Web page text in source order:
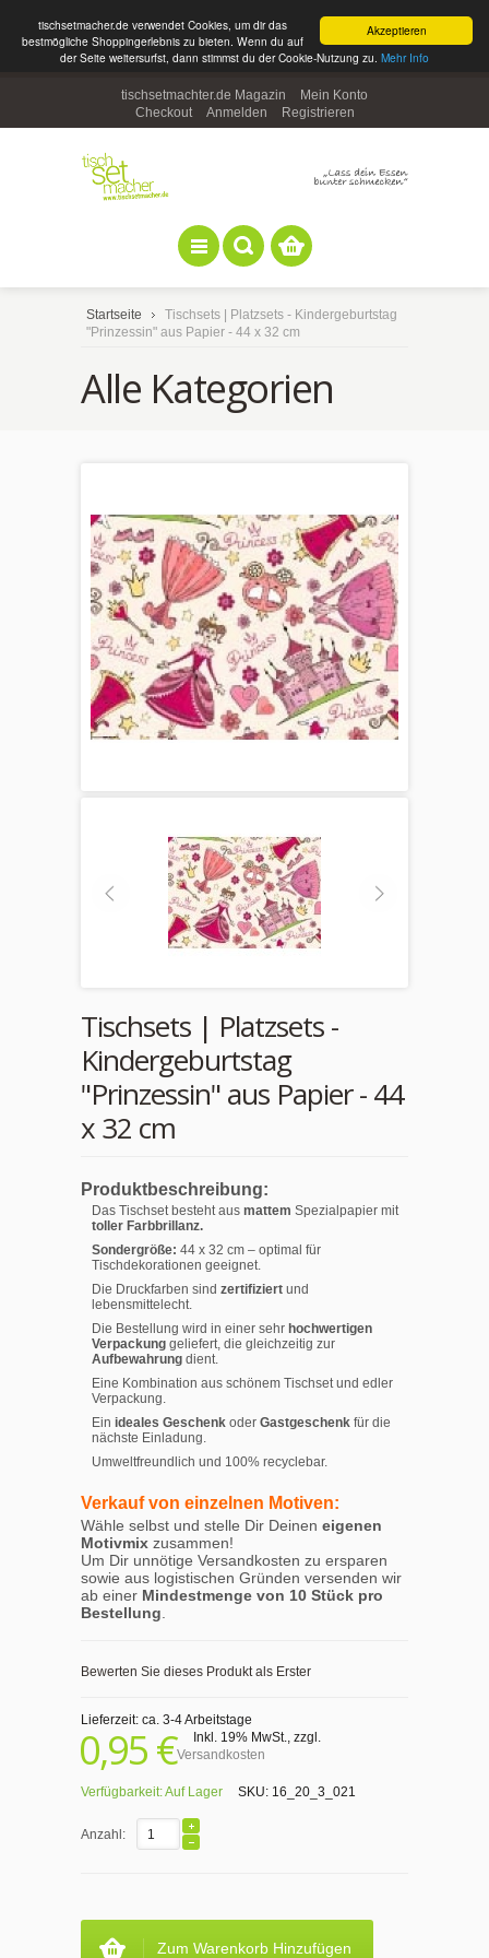
Akzeptieren
tischsetmacher.de verwendet Cookies, um dir das
bestmögliche Shoppingerlebnis zu bieten. Wenn du auf
der Seite weitersurfst, dann stimmst du der Cookie-Nutzung zu. Mehr Info
tischsetmachter.de Magazin
Mein Konto
Checkout
Anmelden Registrieren
Startseite
Tischsets | Platzsets - Kindergeburtstag
"Prinzessin" aus Papier - 44 x 32 cm
Alle Kategorien
Tischsets | Platzsets -
Kindergeburtstag
"Prinzessin" aus Papier - 44
x 32 cm
Produktbeschreibung:
Das Tischset besteht aus mattem Spezialpapier mit
toller Farbbrillanz.
Sondergröße: 44 x 32 cm – optimal für
Tischdekorationen geeignet.
Die Druckfarben sind zertifiziert und
lebensmittelecht.
Die Bestellung wird in einer sehr hochwertigen
Verpackung geliefert, die gleichzeitig zur
Aufbewahrung dient.
Eine Kombination aus schönem Tischset und edler
Verpackung.
Ein ideales Geschenk oder Gastgeschenk für die
nächste Einladung.
Umweltfreundlich und 100% recyclebar.
Verkauf von einzelnen Motiven:
Wähle selbst und stelle Dir Deinen eigenen
Motivmix zusammen!
Um Dir unnötige Versandkosten zu ersparen
sowie aus logistischen Gründen versenden wir
ab einer Mindestmenge von 10 Stück pro
Bestellung.
Bewerten Sie dieses Produkt als Erster
Lieferzeit: ca. 3-4 Arbeitstage
0,95 € Inkl. 19% MwSt., zzgl.
Versandkosten
Verfügbarkeit:Auf Lager SKU: 16_20_3_021
Anzahl:
Zum Warenkorb Hinzufügen